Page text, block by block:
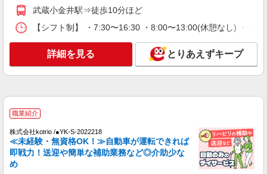
時給1600円〜2250円 ＜日払い有/週払い有/交
通費全支給(ガソリン代含む)＞
小金井市
キープ 詳細を見る
サービス付高齢者向け住宅 せらび小金井/1380000067-039
よる） ＜給与補足＞居住支援特別手当20,000円/月
含む。 夜勤5回分（53,100〜55,095円）含む。※
夜勤1回あたり10,620〜10,893円（深夜割増＋夜勤
東京都小金井市貫井北町3-37-6 バス停「貫井
橋」下車後、徒歩5分
武蔵小金井駅⇒徒歩10分ほど
【シフト制】 ・7:30〜16:30 ・8:00〜13:00(休憩なし) ・
詳細を見る とりあえずキープ
職業紹介
株式会社kotrio /●YK-S-2022218
≪未経験・無資格OK！≫自動車が運転できれば
即戦力！送迎や簡単な補助業務など◎介助少な
め